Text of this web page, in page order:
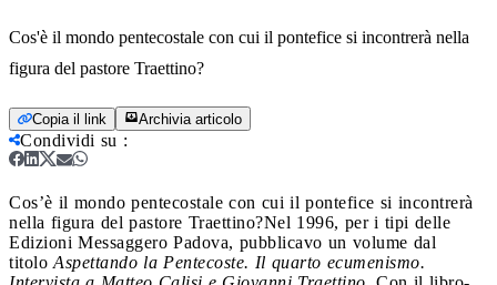
Cos'è il mondo pentecostale con cui il pontefice si incontrerà nella
figura del pastore Traettino?
Copia il link Archivia articolo
Condividi su :
Cos’è il mondo pentecostale con cui il pontefice si incontrerà
nella figura del pastore Traettino?Nel 1996, per i tipi delle
Edizioni Messaggero Padova, pubblicavo un volume dal
titolo Aspettando la Pentecoste. Il quarto ecumenismo.